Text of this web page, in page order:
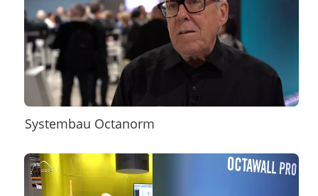
Systembau Octanorm